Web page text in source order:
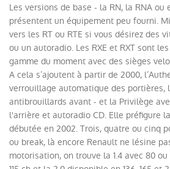
Les versions de base - la RN, la RNA ou
présentent un équipement peu fourni.
vers les RT ou RTE si vous désirez des
ou un autoradio. Les RXE et RXT sont
gamme du moment avec des sièges
A cela s’ajoutent à partir de 2000,
verrouillage automatique des portières,
antibrouillards avant - et la Privilège
l'arrière et autoradio CD. Elle préfigure
débutée en 2002. Trois, quatre ou cinq
ou break, là encore Renault ne lésine
motorisation, on trouve la 1.4 avec 80 ou